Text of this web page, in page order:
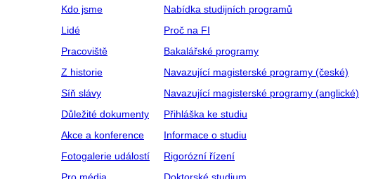
Kdo jsme
Lidé
Pracoviště
Z historie
Síň slávy
Důležité dokumenty
Akce a konference
Fotogalerie událostí
Nabídka studijních programů
Proč na FI
Bakalářské programy
Navazující magisterské programy (české)
Navazující magisterské programy (anglické)
Přihláška ke studiu
Informace o studiu
Rigorózní řízení